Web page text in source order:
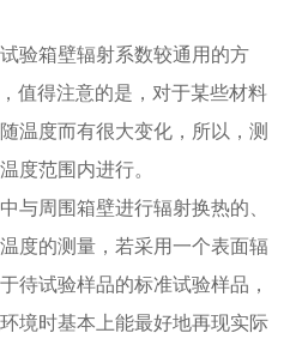
验箱壁辐射系数较通用的方
值得注意的是，对于某些材料
温度而有很大变化，所以，测
度范围内进行。
与周围箱壁进行辐射换热的、
度的测量，若采用一个表面辐
待试验样品的标准试验样品，
境时基本上能最好地再现实际